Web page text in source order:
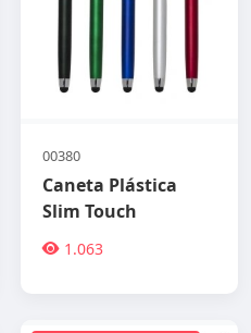
00380
Caneta Plástica
Slim Touch
1.063